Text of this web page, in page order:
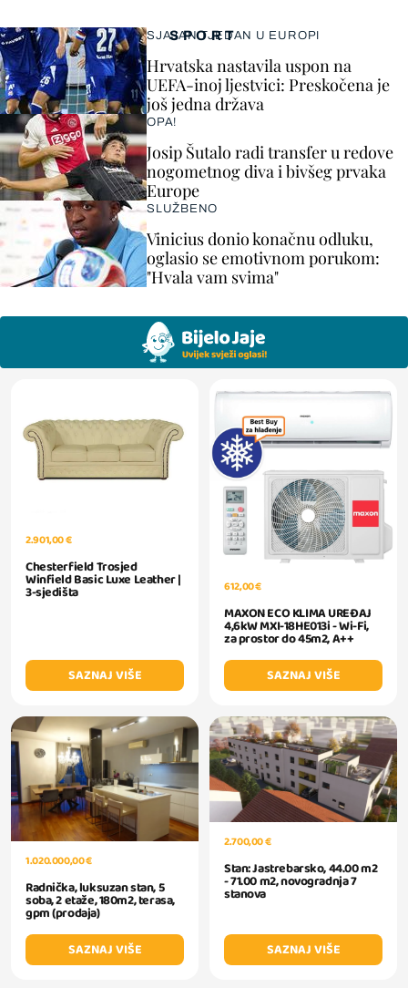
SPORT
SJAJAN TJEDAN U EUROPI
Hrvatska nastavila uspon na
UEFA-inoj ljestvici: Preskočena je
još jedna država
OPA!
Josip Šutalo radi transfer u redove
nogometnog diva i bivšeg prvaka
Europe
SLUŽBENO
Vinicius donio konačnu odluku,
oglasio se emotivnom porukom:
"Hvala vam svima"
2.901,00 €
Chesterfield Trosjed
Winfield Basic Luxe Leather |
3-sjedišta
SAZNAJ VIŠE
612,00 €
MAXON ECO KLIMA UREĐAJ
4,6kW MXI-18HE013i - Wi-Fi,
za prostor do 45m2, A++
SAZNAJ VIŠE
1.020.000,00 €
Radnička, luksuzan stan, 5
soba, 2 etaže, 180m2, terasa,
gpm (prodaja)
SAZNAJ VIŠE
2.700,00 €
Stan: Jastrebarsko, 44.00 m2
- 71.00 m2, novogradnja 7
stanova
SAZNAJ VIŠE